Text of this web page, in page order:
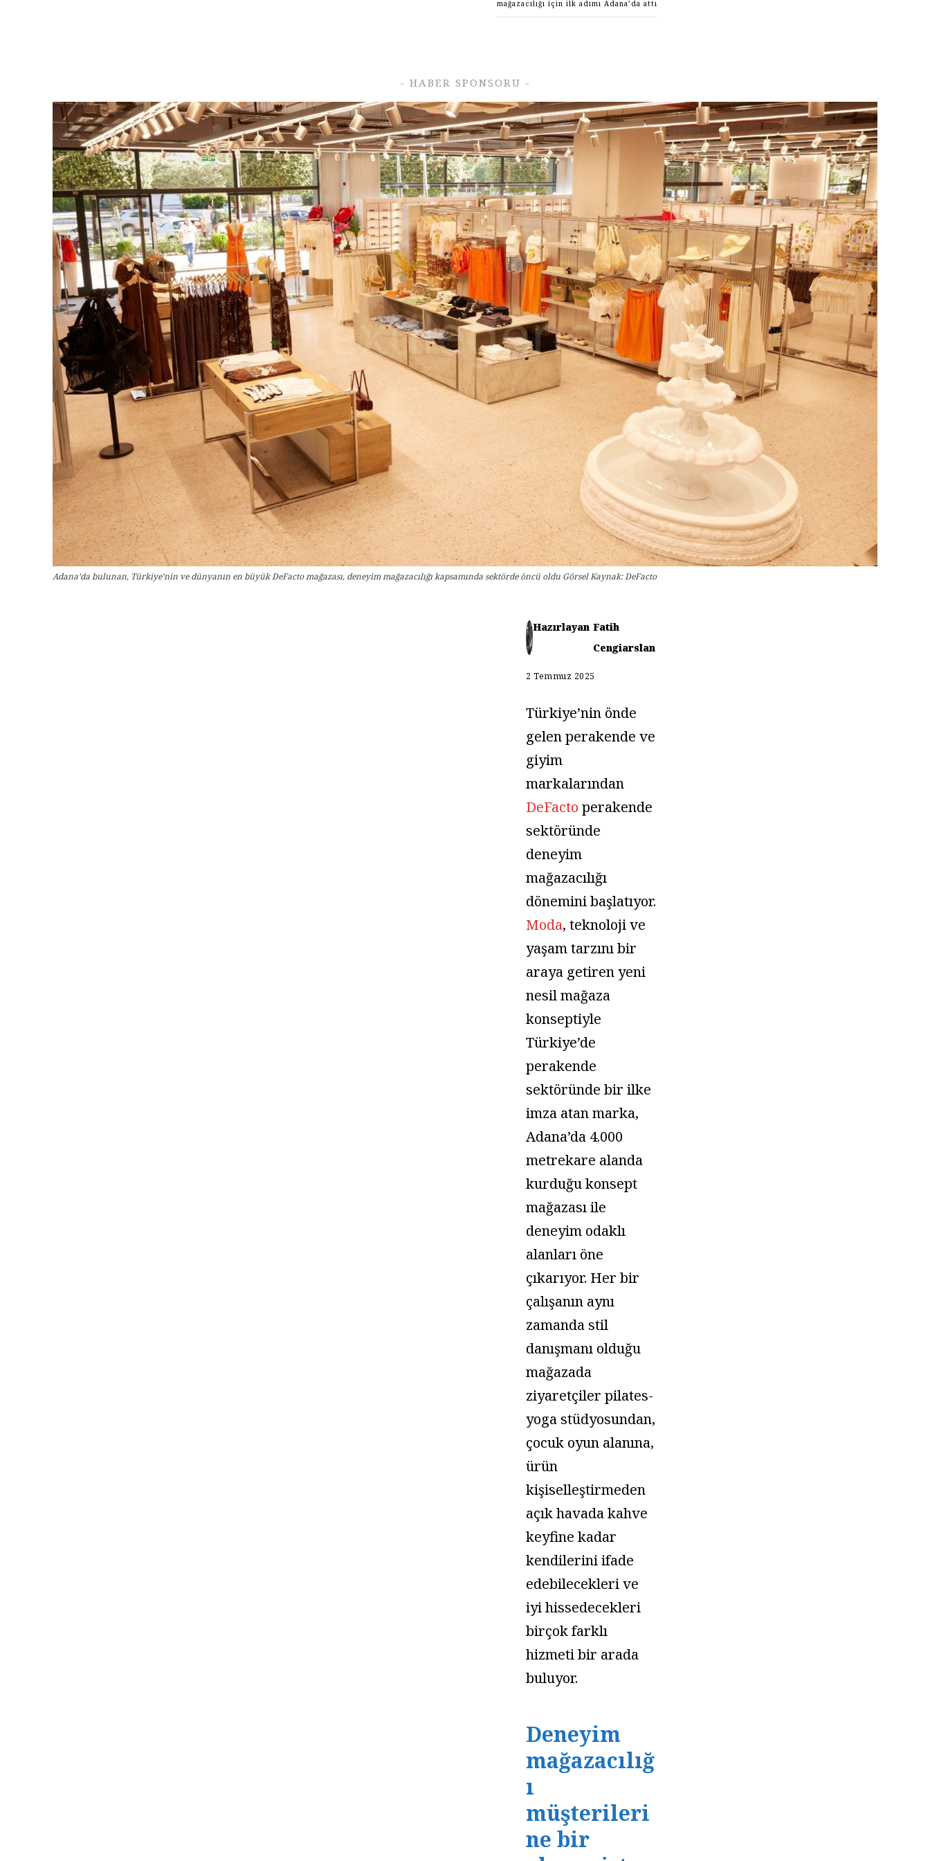
mağazacılığı için ilk adımı Adana’da attı
- HABER SPONSORU -
Adana’da bulunan, Türkiye’nin ve dünyanın en büyük DeFacto mağazası, deneyim mağazacılığı kapsamında sektörde öncü oldu Görsel Kaynak: DeFacto
Hazırlayan Fatih
Cengiarslan
2 Temmuz 2025
Türkiye’nin önde
gelen perakende ve
giyim
markalarından
DeFacto perakende
sektöründe
deneyim
mağazacılığı
dönemini başlatıyor.
Moda, teknoloji ve
yaşam tarzını bir
araya getiren yeni
nesil mağaza
konseptiyle
Türkiye’de
perakende
sektöründe bir ilke
imza atan marka,
Adana’da 4.000
metrekare alanda
kurduğu konsept
mağazası ile
deneyim odaklı
alanları öne
çıkarıyor. Her bir
çalışanın aynı
zamanda stil
danışmanı olduğu
mağazada
ziyaretçiler pilates-
yoga stüdyosundan,
çocuk oyun alanına,
ürün
kişiselleştirmeden
açık havada kahve
keyfine kadar
kendilerini ifade
edebilecekleri ve
iyi hissedecekleri
birçok farklı
hizmeti bir arada
buluyor.
Deneyim
mağazacılığ
ı
müşterileri
ne bir